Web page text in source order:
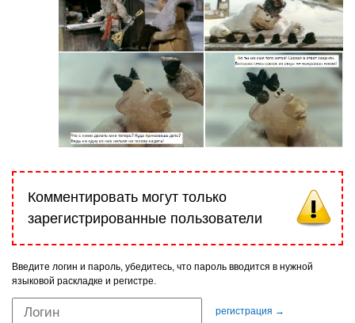
Комментировать могут только
зарегистрированные пользователи
Введите логин и пароль, убедитесь, что пароль вводится в нужной
языковой раскладке и регистре.
регистрация →